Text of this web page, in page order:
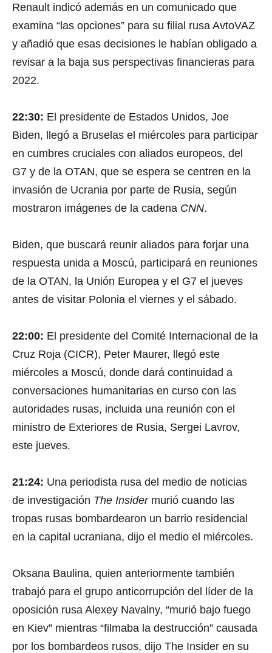
Renault indicó además en un comunicado que
examina “las opciones” para su filial rusa AvtoVAZ
y añadió que esas decisiones le habían obligado a
revisar a la baja sus perspectivas financieras para
2022.
22:30: El presidente de Estados Unidos, Joe
Biden, llegó a Bruselas el miércoles para participar
en cumbres cruciales con aliados europeos, del
G7 y de la OTAN, que se espera se centren en la
invasión de Ucrania por parte de Rusia, según
mostraron imágenes de la cadena CNN.
Biden, que buscará reunir aliados para forjar una
respuesta unida a Moscú, participará en reuniones
de la OTAN, la Unión Europea y el G7 el jueves
antes de visitar Polonia el viernes y el sábado.
22:00: El presidente del Comité Internacional de la
Cruz Roja (CICR), Peter Maurer, llegó este
miércoles a Moscú, donde dará continuidad a
conversaciones humanitarias en curso con las
autoridades rusas, incluida una reunión con el
ministro de Exteriores de Rusia, Sergei Lavrov,
este jueves.
21:24: Una periodista rusa del medio de noticias
de investigación The Insidermurió cuando las
tropas rusas bombardearon un barrio residencial
en la capital ucraniana, dijo el medio el miércoles.
Oksana Baulina, quien anteriormente también
trabajó para el grupo anticorrupción del líder de la
oposición rusa Alexey Navalny, “murió bajo fuego
en Kiev” mientras “filmaba la destrucción” causada
por los bombardeos rusos, dijo The Insider en su